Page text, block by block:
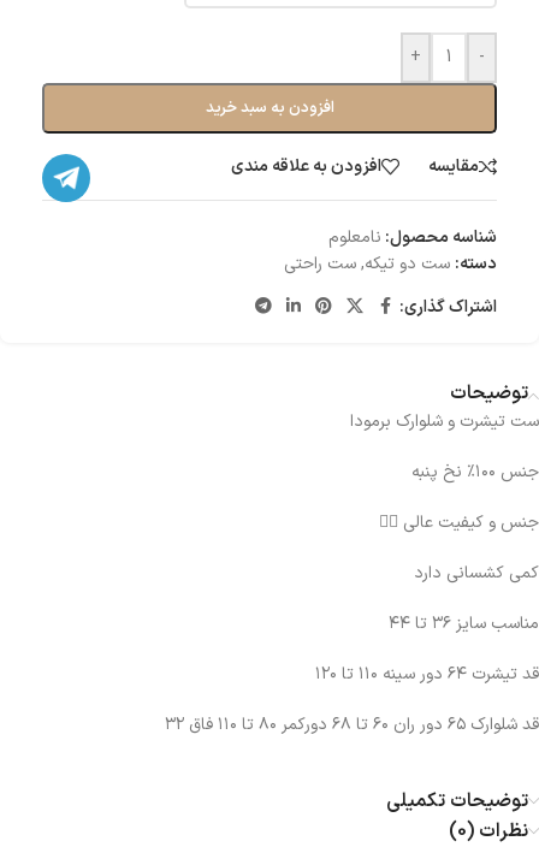
-
+
افزودن به سبد خرید
مقایسه افزودن به علاقه مندی
شناسه محصول: نامعلوم
دسته: ست دو تیکه,ست راحتی
اشتراک گذاری:
توضیحات
ست تیشرت و شلوارک برمودا
جنس ۱۰۰٪ نخ‌ پنبه
جنس و کیفیت عالی 👌🏻
کمی کشسانی دارد
مناسب سایز ۳۶ تا ۴۴
قد تیشرت ۶۴ دور سینه ۱۱۰ تا ۱۲۰
قد شلوارک ۶۵ دور ران ۶۰ تا ۶۸ دور‌کمر ۸۰ تا ۱۱۰ فاق ۳۲
توضیحات تکمیلی
نظرات (0)